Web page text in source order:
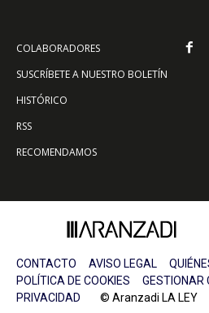
COLABORADORES
SUSCRÍBETE A NUESTRO BOLETÍN
HISTÓRICO
RSS
RECOMENDAMOS
CONTACTO AVISO LEGAL
POLÍTICA DE COOKIES
GESTIONAR
PRIVACIDAD © Aranzadi LA LEY